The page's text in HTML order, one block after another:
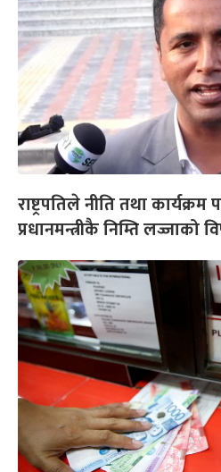
राष्ट्रपतिले नीति तथा
प्रधानमन्त्रीकै निम्ति